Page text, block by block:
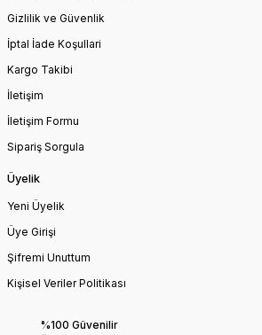
Gizlilik ve Güvenlik
İptal İade Koşullari
Kargo Takibi
İletişim
İletişim Formu
Sipariş Sorgula
Üyelik
Yeni Üyelik
Üye Girişi
Şifremi Unuttum
Kişisel Veriler Politikası
%100 Güvenilir